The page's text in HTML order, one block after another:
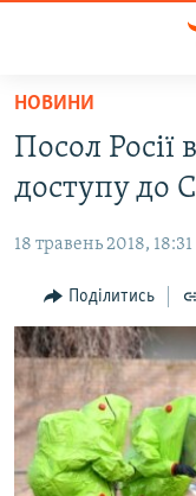
Перейти
основного
матеріалу
Перейти
до
навігації
Перейти
до
пошуку
ВІДЕО ТА ФОТО
ПОЛІТИКА
БЛОГИ
ПОГЛЯД
ІНТЕРВ'Ю
ВСЕ ЗА ДЕНЬ
СПЕЦПРОЕКТИ
НОВИНИ
Посол Росії
доступу до
18 травень 2018, 18:31
Поділитись